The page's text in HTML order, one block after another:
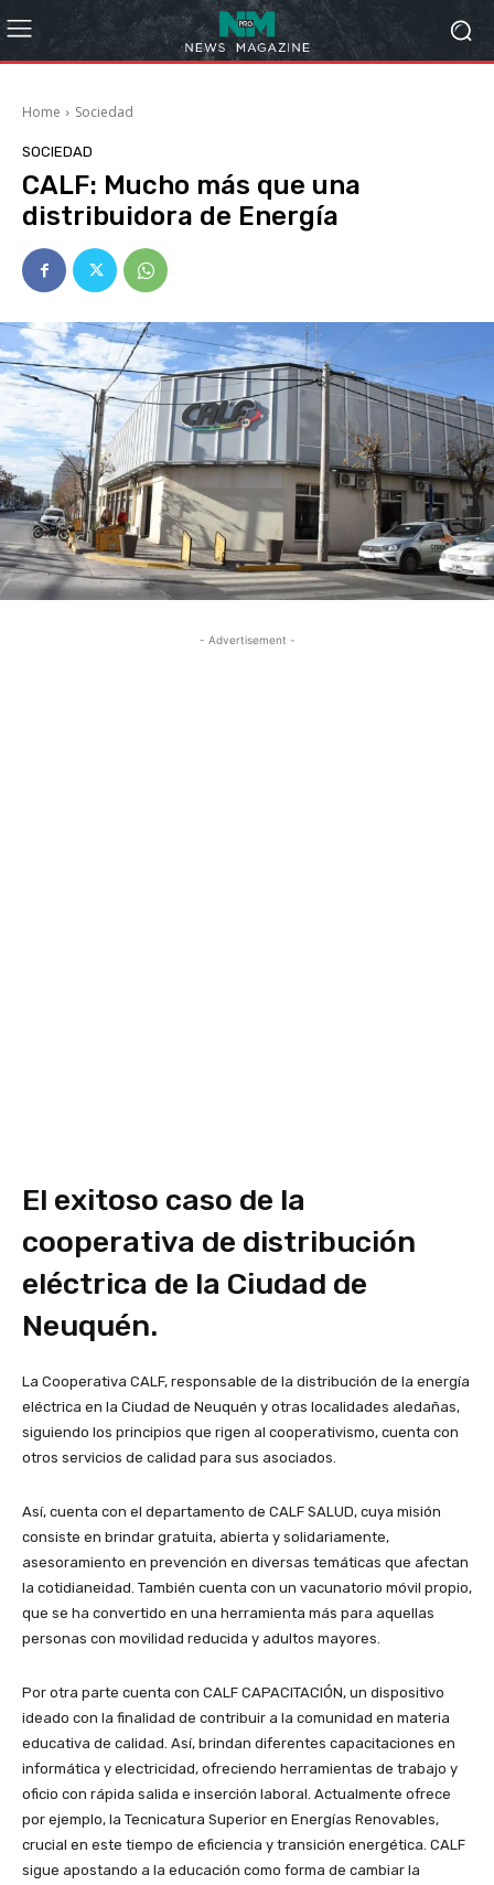
Home Sociedad
SOCIEDAD
CALF: Mucho más que una
distribuidora de Energía
- Advertisement -
El exitoso caso de la
cooperativa de distribución
eléctrica de la Ciudad de
Neuquén.
La Cooperativa CALF, responsable de la distribución de la energía
eléctrica en la Ciudad de Neuquén y otras localidades aledañas,
siguiendo los principios que rigen al cooperativismo, cuenta con
otros servicios de calidad para sus asociados.
Así, cuenta con el departamento de CALF SALUD, cuya misión
consiste en brindar gratuita, abierta y solidariamente,
asesoramiento en prevención en diversas temáticas que afectan
la cotidianeidad. También cuenta con un vacunatorio móvil propio,
que se ha convertido en una herramienta más para aquellas
personas con movilidad reducida y adultos mayores.
Por otra parte cuenta con CALF CAPACITACIÓN, un dispositivo
ideado con la finalidad de contribuir a la comunidad en materia
educativa de calidad. Así, brindan diferentes capacitaciones en
informática y electricidad, ofreciendo herramientas de trabajo y
oficio con rápida salida e inserción laboral. Actualmente ofrece
por ejemplo, la Tecnicatura Superior en Energías Renovables,
crucial en este tiempo de eficiencia y transición energética. CALF
sigue apostando a la educación como forma de cambiar la